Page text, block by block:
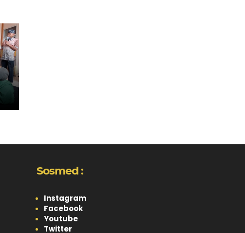
Sosmed :
Instagram
Facebook
Youtube
Twitter